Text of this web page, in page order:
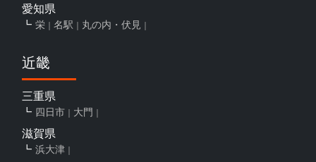
愛知県
栄 名駅 丸の内・伏見
近畿
三重県
四日市 大門
滋賀県
浜大津